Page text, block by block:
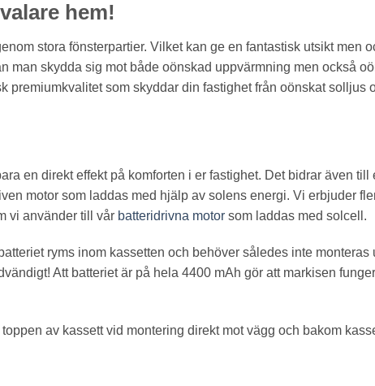
hem!
stora fönsterpartier. Vilket kan ge en fantastisk utsikt men
man skydda sig mot både oönskad uppvärmning men också
premiumkvalitet som skyddar din fastighet från oönskat
en direkt effekt på komforten i er fastighet. Det bidrar även till
motor som laddas med hjälp av solens energi. Vi erbjuder
vi använder till vår batteridrivna motor som laddas med solcell.
ryms inom kassetten och behöver således inte
Att batteriet är på hela 4400 mAh gör att markisen
av kassett vid montering direkt mot vägg och bakom